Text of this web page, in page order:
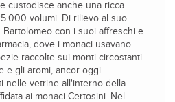
custodisce anche una ricca
volumi. Di rilievo al suo
Bartolomeo con i suoi affreschi e
dove i monaci usavano
raccolte sui monti circostanti
e gli aromi, ancor oggi
nelle vetrine all'interno della
ai monaci Certosini. Nel